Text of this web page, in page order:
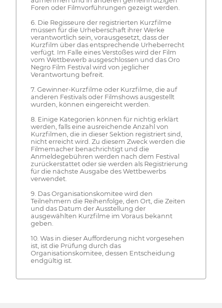
Foren oder Filmvorführungen gezeigt werden.
6. Die Regisseure der registrierten Kurzfilme
müssen für die Urheberschaft ihrer Werke
verantwortlich sein, vorausgesetzt, dass der
Kurzfilm über das entsprechende Urheberrecht
verfügt. Im Falle eines Verstoßes wird der Film
vom Wettbewerb ausgeschlossen und das Oro
Negro Film Festival wird von jeglicher
Verantwortung befreit.
7. Gewinner-Kurzfilme oder Kurzfilme, die auf
anderen Festivals oder Filmshows ausgestellt
wurden, können eingereicht werden.
8. Einige Kategorien können für nichtig erklärt
werden, falls eine ausreichende Anzahl von
Kurzfilmen, die in dieser Sektion registriert sind,
nicht erreicht wird. Zu diesem Zweck werden die
Filmemacher benachrichtigt und die
Anmeldegebühren werden nach dem Festival
zurückerstattet oder sie werden als Registrierung
für die nächste Ausgabe des Wettbewerbs
verwendet.
9. Das Organisationskomitee wird den
Teilnehmern die Reihenfolge, den Ort, die Zeiten
und das Datum der Ausstellung der
ausgewählten Kurzfilme im Voraus bekannt
geben.
10. Was in dieser Aufforderung nicht vorgesehen
ist, ist die Prüfung durch das
Organisationskomitee, dessen Entscheidung
endgültig ist.